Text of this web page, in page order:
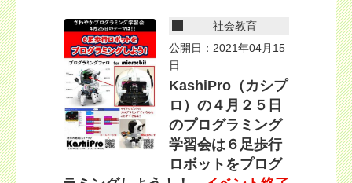
社会教育
公開日：2021年04月15
日
KashiPro（カシプ
ロ）の４月２５日
のプログラミング
学習会は６足歩行
ロボットをプログ